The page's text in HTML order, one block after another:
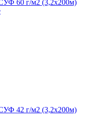
60 г/м2 (3,2х200м)
42 г/м2 (3,2х200м)